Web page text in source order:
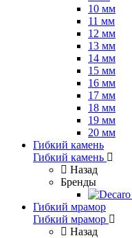
10 мм
11 мм
12 мм
13 мм
14 мм
15 мм
16 мм
17 мм
18 мм
19 мм
20 мм
Гибкий камень
Гибкий камень
Назад
Бренды
Гибкий мрамор
Гибкий мрамор
Назад